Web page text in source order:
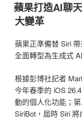
佈
於
蘋果打造AI聊
大變革
蘋果正準備替 Siri
全面轉型為生成式
根據彭博社記者
今年春季的 iOS
動的個人化功能；
SiriBot，屆時 Siri